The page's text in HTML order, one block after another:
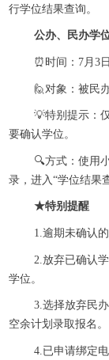
行学位结果查询。
公办、民办学
⏰时间：7月3
🙋‍对象：被民
💡特别提示：
要确认学位。
🔍方式：使用
录，进入“学位结果
★特别提醒
1.逾期未确认
2.放弃已确认
学位。
3.选择放弃民
空余计划录取报名。
4.已申请绑定